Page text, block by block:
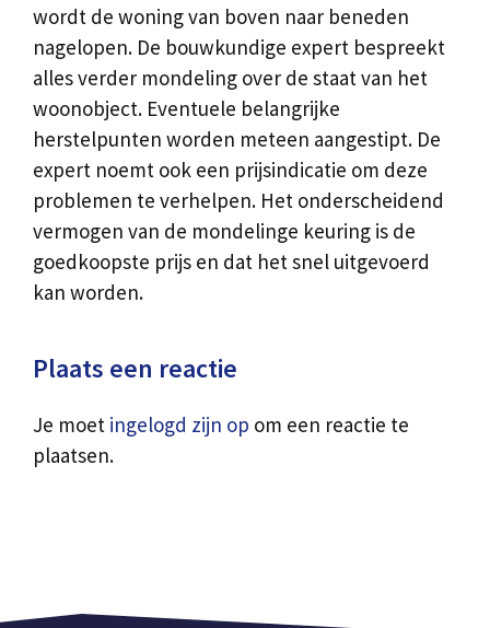
wordt de woning van boven naar beneden
nagelopen. De bouwkundige expert bespreekt
alles verder mondeling over de staat van het
woonobject. Eventuele belangrijke
herstelpunten worden meteen aangestipt. De
expert noemt ook een prijsindicatie om deze
problemen te verhelpen. Het onderscheidend
vermogen van de mondelinge keuring is de
goedkoopste prijs en dat het snel uitgevoerd
kan worden.
Plaats een reactie
Je moet ingelogd zijn op om een reactie te
plaatsen.